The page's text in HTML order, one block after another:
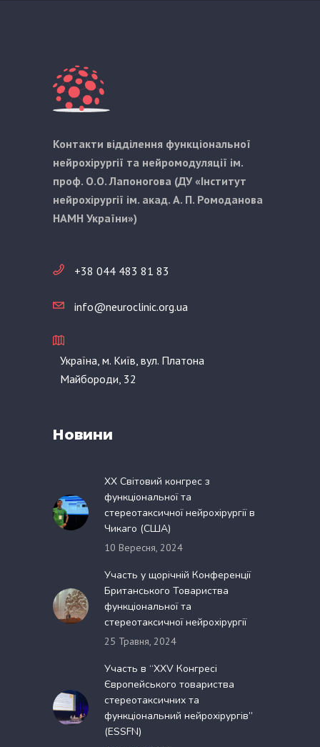
Контакти відділення функціональної
нейрохірургії та нейромодуляції ім.
проф. О.О. Лапоногова (ДУ «Інститут
нейрохірургії ім. акад. А. П. Ромоданова
НАМН України»)
+38 044 483 81 83
info@neuroclinic.org.ua
Україна, м. Київ, вул. Платона
Майбороди, 32
Новини
XX Світовий конгрес з
функціональної та
стереотаксичної нейрохірургії в
Чикаго (США)
10 Вересня, 2024
Участь у щорічній Конференції
Британського Товариства
функціональної та
стереотаксичної нейрохірургії
25 Травня, 2024
Участь в “XXV Конгресі
Європейського товариства
стереотаксичних та
функціональний нейрохірургів”
(ESSFN)